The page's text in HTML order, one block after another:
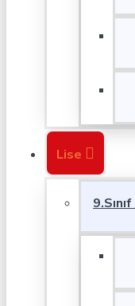
Lise
9.Sınıf